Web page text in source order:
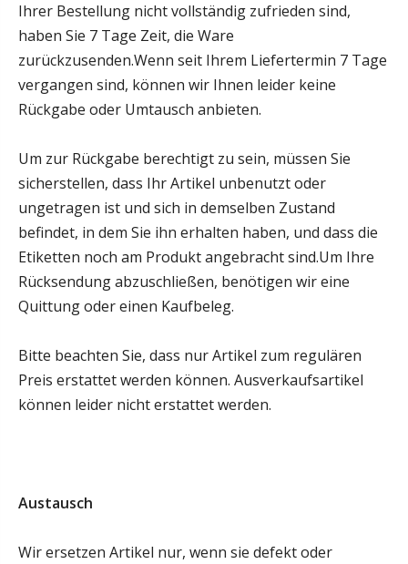
Ihrer Bestellung nicht vollständig zufrieden sind,
haben Sie 7 Tage Zeit, die Ware
zurückzusenden.Wenn seit Ihrem Liefertermin 7 Tage
vergangen sind, können wir Ihnen leider keine
Rückgabe oder Umtausch anbieten.
Um zur Rückgabe berechtigt zu sein, müssen Sie
sicherstellen, dass Ihr Artikel unbenutzt oder
ungetragen ist und sich in demselben Zustand
befindet, in dem Sie ihn erhalten haben, und dass die
Etiketten noch am Produkt angebracht sind.Um Ihre
Rücksendung abzuschließen, benötigen wir eine
Quittung oder einen Kaufbeleg.
Bitte beachten Sie, dass nur Artikel zum regulären
Preis erstattet werden können. Ausverkaufsartikel
können leider nicht erstattet werden.
Austausch
Wir ersetzen Artikel nur, wenn sie defekt oder